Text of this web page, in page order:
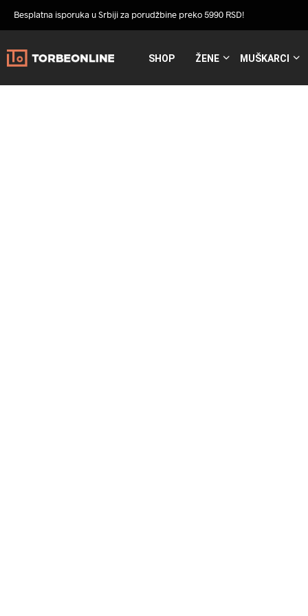
Besplatna isporuka u Srbiji za porudžbine preko 5990 RSD!
SHOP ŽENE MUŠKARCI